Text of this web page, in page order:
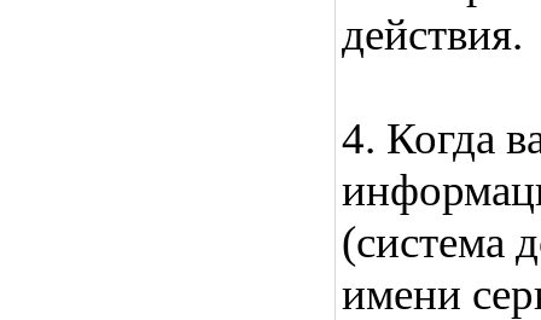
действия.
4. Когда
(система
имени